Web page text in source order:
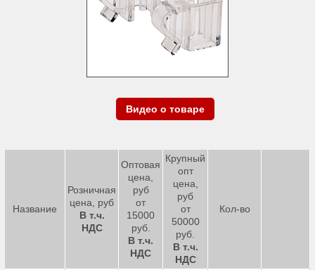
Видео о товаре
Название
Розничная
цена, руб
В т.ч.
НДС
Оптовая
цена,
руб
от
15000
руб.
В т.ч.
НДС
Крупный
опт
цена,
руб
от
50000
руб.
В т.ч.
НДС
Кол-во